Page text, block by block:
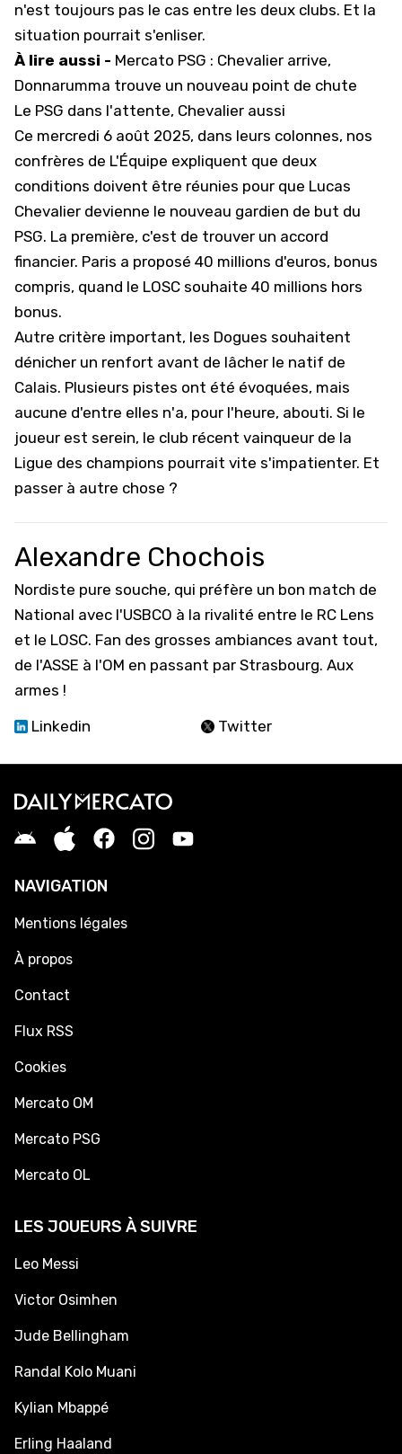
n'est toujours pas le cas entre les deux clubs. Et la
situation pourrait s'enliser.
À lire aussi - Mercato PSG : Chevalier arrive,
Donnarumma trouve un nouveau point de chute
Le PSG dans l'attente, Chevalier aussi
Ce mercredi 6 août 2025, dans leurs colonnes, nos
confrères de L'Équipe expliquent que deux
conditions doivent être réunies pour que Lucas
Chevalier devienne le nouveau gardien de but du
PSG. La première, c'est de trouver un accord
financier. Paris a proposé 40 millions d'euros, bonus
compris, quand le LOSC souhaite 40 millions hors
bonus.
Autre critère important, les Dogues souhaitent
dénicher un renfort avant de lâcher le natif de
Calais. Plusieurs pistes ont été évoquées, mais
aucune d'entre elles n'a, pour l'heure, abouti. Si le
joueur est serein, le club récent vainqueur de la
Ligue des champions pourrait vite s'impatienter. Et
passer à autre chose ?
Alexandre Chochois
Nordiste pure souche, qui préfère un bon match de
National avec l'USBCO à la rivalité entre le RC Lens
et le LOSC. Fan des grosses ambiances avant tout,
de l'ASSE à l'OM en passant par Strasbourg. Aux
armes !
Linkedin
Twitter
NAVIGATION
Mentions légales
À propos
Contact
Flux RSS
Cookies
Mercato OM
Mercato PSG
Mercato OL
LES JOUEURS À SUIVRE
Leo Messi
Victor Osimhen
Jude Bellingham
Randal Kolo Muani
Kylian Mbappé
Erling Haaland